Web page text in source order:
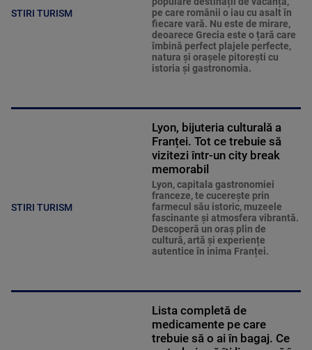
STIRI TURISM
pe care românii o iau cu asalt în
fiecare vară. Nu este de mirare,
deoarece Grecia este o țară care
îmbină perfect plajele perfecte,
natura și orașele pitorești cu
istoria și gastronomia.
STIRI TURISM
Lyon, bijuteria culturală a
Franței. Tot ce trebuie să
vizitezi într-un city break
memorabil
Lyon, capitala gastronomiei
franceze, te cucerește prin
farmecul său istoric, muzeele
fascinante și atmosfera vibrantă.
Descoperă un oraș plin de
cultură, artă și experiențe
autentice în inima Franței.
Lista completă de
medicamente pe care
trebuie să o ai în bagaj. Ce